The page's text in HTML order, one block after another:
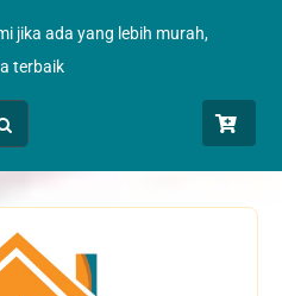
jika ada yang lebih murah,
terbaik